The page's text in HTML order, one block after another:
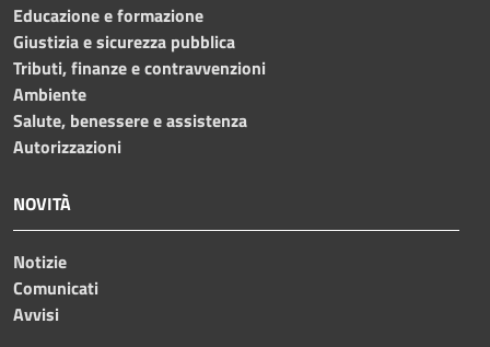
Educazione e formazione
Giustizia e sicurezza pubblica
Tributi, finanze e contravvenzioni
Ambiente
Salute, benessere e assistenza
Autorizzazioni
NOVITÀ
Notizie
Comunicati
Avvisi